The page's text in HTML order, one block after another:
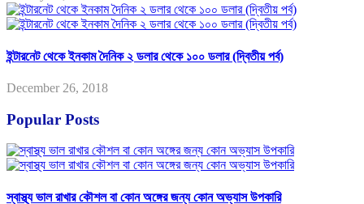
ইন্টারনেট থেকে ইনকাম দৈনিক ২ ডলার থেকে ১০০ ডলার (দ্বিতীয় পর্ব)
December 26, 2018
Popular Posts
স্বাস্থ্য ভাল রাখার কৌশল বা কোন অঙ্গের জন্য কোন অভ্যাস উপকারি